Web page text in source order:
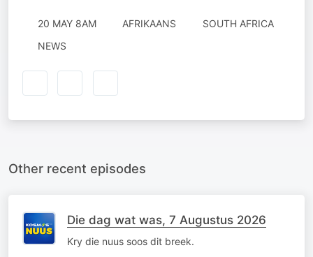
20 MAY 8AM AFRIKAANS
SOUTH AFRICA
NEWS
Other recent episodes
Die dag wat was, 7 Augustus 2026
Kry die nuus soos dit breek.